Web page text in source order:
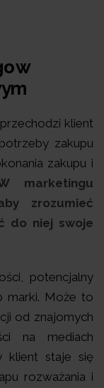
w
klient
zakupu
zakupu i
marketingu
zrozumieć
do niej swoje
potencjalny
marki. Może to
od znajomych
na mediach
klient staje się
rozważania i